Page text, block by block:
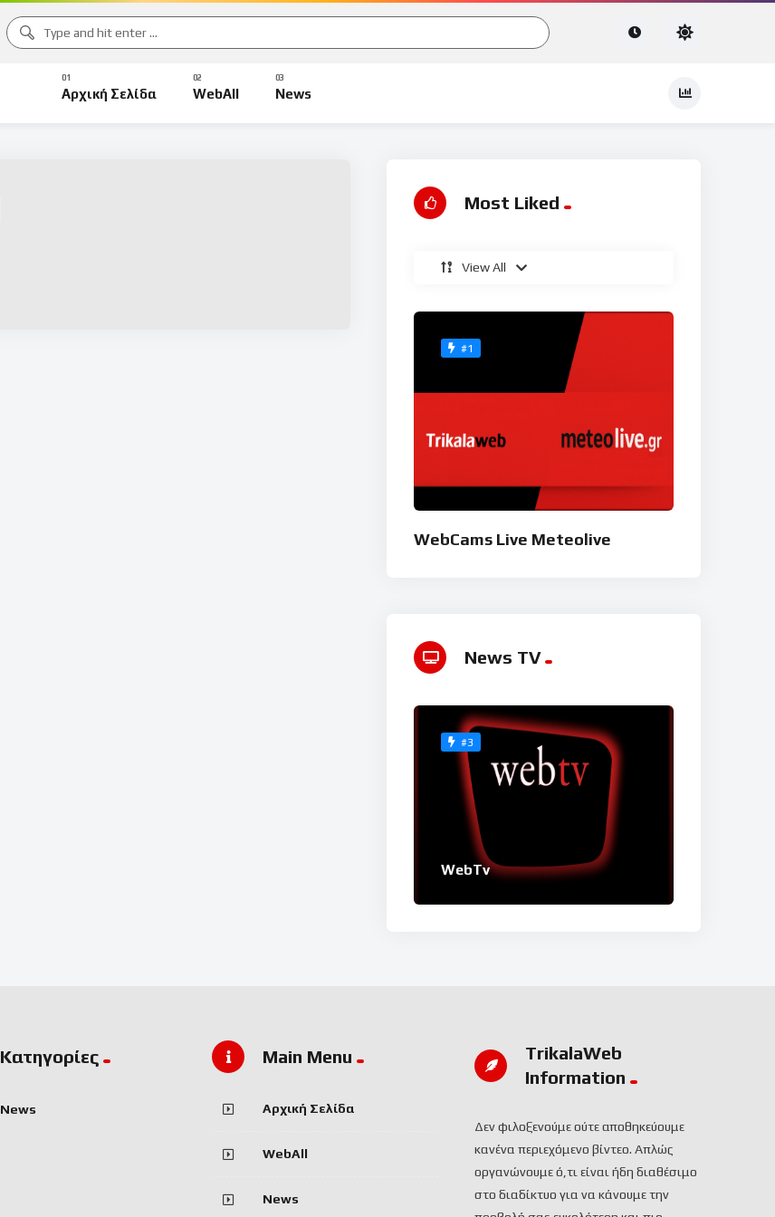
Αρχική Σελίδα WebAll News
Most Liked
View All
#1
WebCams Live Meteolive
News TV
#3
WebTv
Kατηγορίες
News
Main Menu
Αρχική Σελίδα
WebAll
News
TrikalaWeb
Ιnformation
Δεν φιλοξενούμε ούτε αποθηκεύουμε
κανένα περιεχόμενο βίντεο. Απλώς
οργανώνουμε ό,τι είναι ήδη διαθέσιμο
στο διαδίκτυο για να κάνουμε την